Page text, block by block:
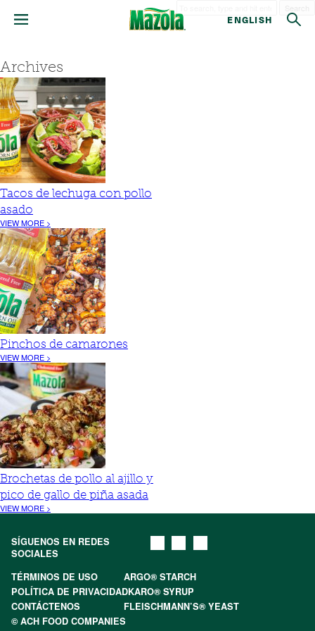
ENGLISH
Archives
Tacos de lechuga con pollo
asado
VIEW MORE >
Pinchos de camarones
VIEW MORE >
Brochetas de pollo al ajillo y
pico de gallo de piña asada
VIEW MORE >
SÍGUENOS EN REDES
SOCIALES
TÉRMINOS DE USO
ARGO® STARCH
POLÍTICA DE PRIVACIDADKARO® SYRUP
CONTÁCTENOS
FLEISCHMANN’S® YEAST
© ACH FOOD COMPANIES